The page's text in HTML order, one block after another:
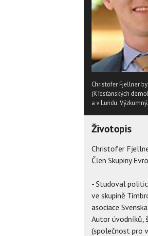
Christofer Fjellner
(Křesťanských
a v Lundu.
Životopis
Christofer
Člen Skupiny
- Studoval
ve skupině
asociace
Autor úvodníků,
(společnost pro